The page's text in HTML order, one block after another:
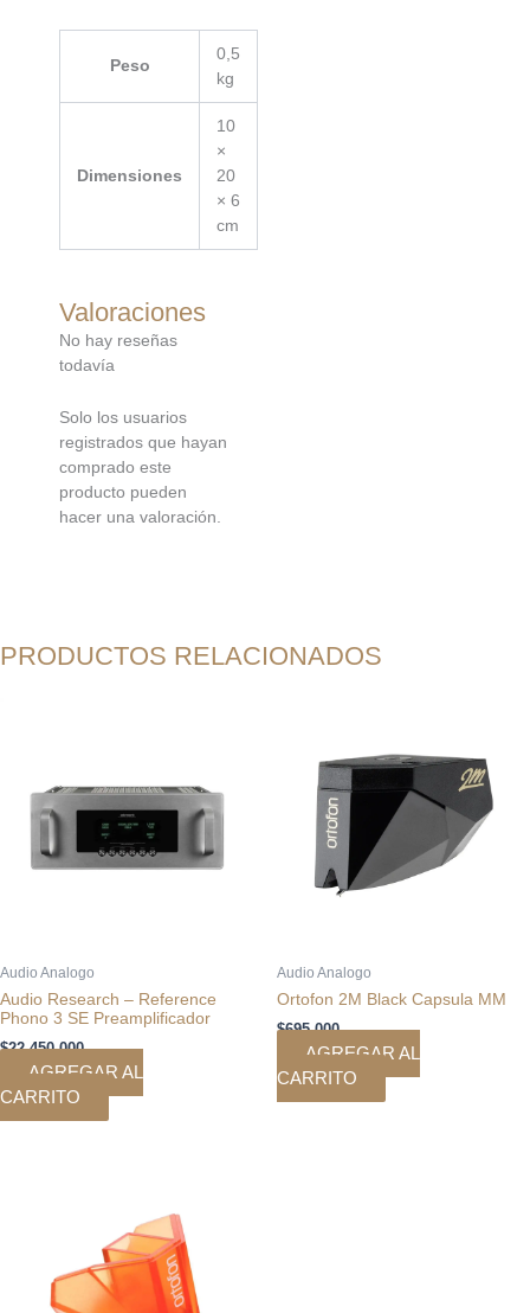
Peso
0,5
kg
Dimensiones
10
×
20
× 6
cm
Valoraciones
No hay reseñas
todavía
Solo los usuarios
registrados que hayan
comprado este
producto pueden
hacer una valoración.
PRODUCTOS RELACIONADOS
Audio Analogo
Audio Research – Reference
Phono 3 SE Preamplificador
$22.450.000
AGREGAR AL
CARRITO
Audio Analogo
Ortofon 2M Black Capsula MM
$695.000
AGREGAR AL
CARRITO